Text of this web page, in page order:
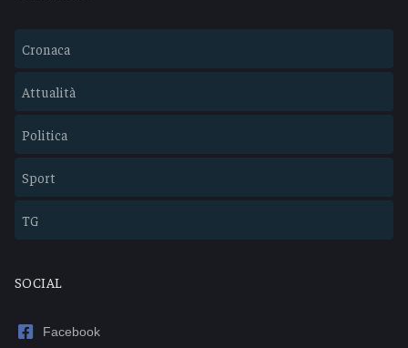
Cronaca
Attualità
Politica
Sport
TG
SOCIAL
Facebook